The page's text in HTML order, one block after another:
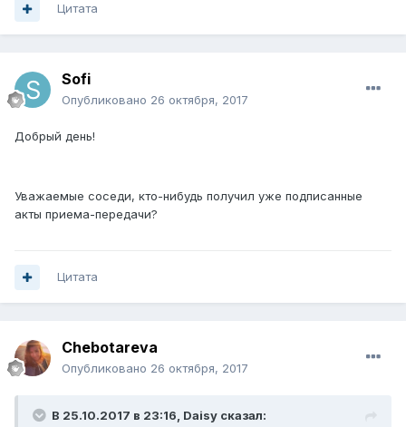
Цитата
Sofi
Опубликовано 26 октября, 2017
Добрый день!
Уважаемые соседи, кто-нибудь получил уже подписанные
акты приема-передачи?
Цитата
Chebotareva
Опубликовано 26 октября, 2017
В 25.10.2017 в 23:16, Daisy сказал: